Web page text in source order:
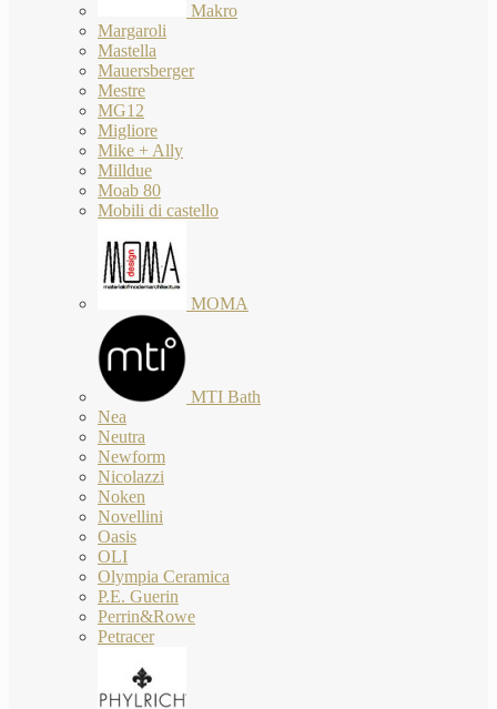
Makro
Margaroli
Mastella
Mauersberger
Mestre
MG12
Migliore
Mike + Ally
Milldue
Moab 80
Mobili di castello
MOMA
MTI Bath
Nea
Neutra
Newform
Nicolazzi
Noken
Novellini
Oasis
OLI
Olympia Ceramica
P.E. Guerin
Perrin&Rowe
Petracer